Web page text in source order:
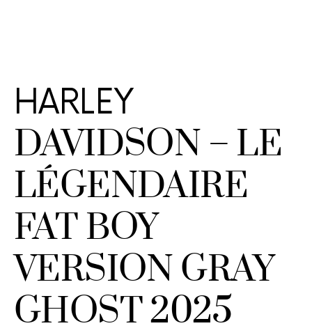
HARLEY
DAVIDSON – LE
LÉGENDAIRE
FAT BOY
VERSION GRAY
GHOST 2025